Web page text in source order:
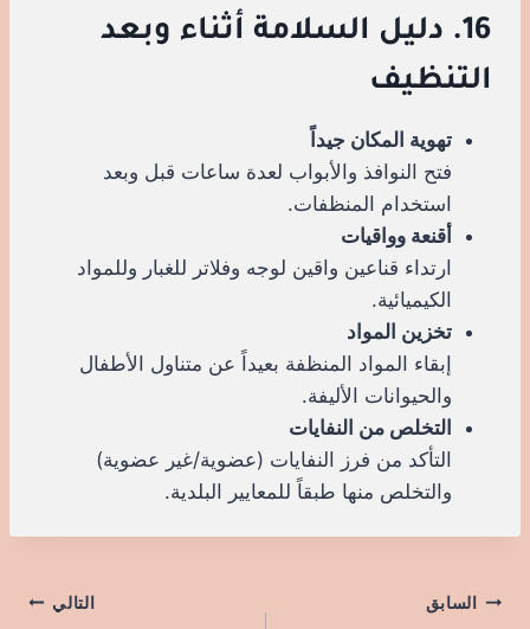
16. دليل السلامة أثناء وبعد
التنظيف
تهوية المكان جيداً
فتح النوافذ والأبواب لعدة ساعات قبل وبعد
استخدام المنظفات.
أقنعة وواقيات
ارتداء قناعين واقين لوجه وفلاتر للغبار وللمواد
الكيميائية.
تخزين المواد
إبقاء المواد المنظفة بعيداً عن متناول الأطفال
والحيوانات الأليفة.
التخلص من النفايات
التأكد من فرز النفايات (عضوية/غير عضوية)
والتخلص منها طبقاً للمعايير البلدية.
تصفّح
السابق التالي